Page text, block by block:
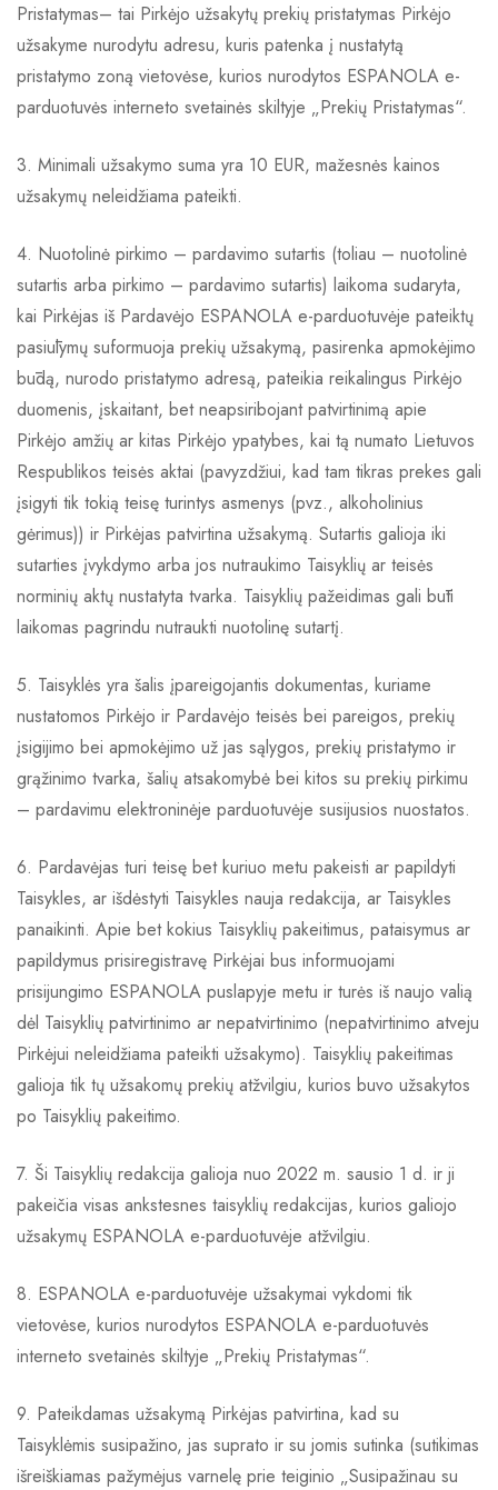
Pristatymas– tai Pirkėjo užsakytų prekių pristatymas Pirkėjo
užsakyme nurodytu adresu, kuris patenka į nustatytą
pristatymo zoną vietovėse, kurios nurodytos ESPANOLA e-
parduotuvės interneto svetainės skiltyje „Prekių Pristatymas“.
3. Minimali užsakymo suma yra 10 EUR, mažesnės kainos
užsakymų neleidžiama pateikti.
4. Nuotolinė pirkimo – pardavimo sutartis (toliau – nuotolinė
sutartis arba pirkimo – pardavimo sutartis) laikoma sudaryta,
kai Pirkėjas iš Pardavėjo ESPANOLA e-parduotuvėje pateiktų
pasiūlymų suformuoja prekių užsakymą, pasirenka apmokėjimo
būdą, nurodo pristatymo adresą, pateikia reikalingus Pirkėjo
duomenis, įskaitant, bet neapsiribojant patvirtinimą apie
Pirkėjo amžių ar kitas Pirkėjo ypatybes, kai tą numato Lietuvos
Respublikos teisės aktai (pavyzdžiui, kad tam tikras prekes gali
įsigyti tik tokią teisę turintys asmenys (pvz., alkoholinius
gėrimus)) ir Pirkėjas patvirtina užsakymą. Sutartis galioja iki
sutarties įvykdymo arba jos nutraukimo Taisyklių ar teisės
norminių aktų nustatyta tvarka. Taisyklių pažeidimas gali būti
laikomas pagrindu nutraukti nuotolinę sutartį.
5. Taisyklės yra šalis įpareigojantis dokumentas, kuriame
nustatomos Pirkėjo ir Pardavėjo teisės bei pareigos, prekių
įsigijimo bei apmokėjimo už jas sąlygos, prekių pristatymo ir
grąžinimo tvarka, šalių atsakomybė bei kitos su prekių pirkimu
– pardavimu elektroninėje parduotuvėje susijusios nuostatos.
6. Pardavėjas turi teisę bet kuriuo metu pakeisti ar papildyti
Taisykles, ar išdėstyti Taisykles nauja redakcija, ar Taisykles
panaikinti. Apie bet kokius Taisyklių pakeitimus, pataisymus ar
papildymus prisiregistravę Pirkėjai bus informuojami
prisijungimo ESPANOLA puslapyje metu ir turės iš naujo valią
dėl Taisyklių patvirtinimo ar nepatvirtinimo (nepatvirtinimo atveju
Pirkėjui neleidžiama pateikti užsakymo). Taisyklių pakeitimas
galioja tik tų užsakomų prekių atžvilgiu, kurios buvo užsakytos
po Taisyklių pakeitimo.
7. Ši Taisyklių redakcija galioja nuo 2022 m. sausio 1 d. ir ji
pakeičia visas ankstesnes taisyklių redakcijas, kurios galiojo
užsakymų ESPANOLA e-parduotuvėje atžvilgiu.
8. ESPANOLA e-parduotuvėje užsakymai vykdomi tik
vietovėse, kurios nurodytos ESPANOLA e-parduotuvės
interneto svetainės skiltyje „Prekių Pristatymas“.
9. Pateikdamas užsakymą Pirkėjas patvirtina, kad su
Taisyklėmis susipažino, jas suprato ir su jomis sutinka (sutikimas
išreiškiamas pažymėjus varnelę prie teiginio „Susipažinau su